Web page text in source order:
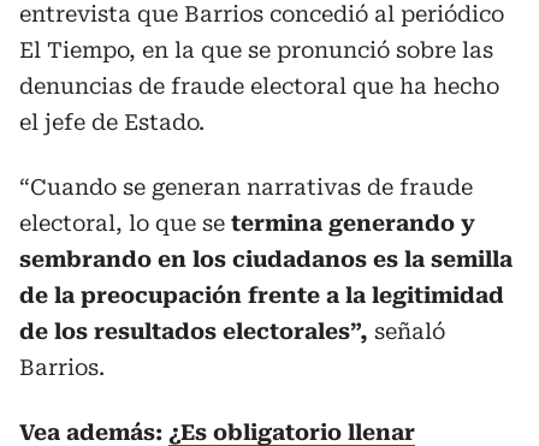
entrevista que Barrios concedió al periódico
El Tiempo, en la que se pronunció sobre las
denuncias de fraude electoral que ha hecho
el jefe de Estado.
“Cuando se generan narrativas de fraude
electoral, lo que se termina generando y
sembrando en los ciudadanos es la semilla
de la preocupación frente a la legitimidad
de los resultados electorales”, señaló
Barrios.
Vea además: ¿Es obligatorio llenar